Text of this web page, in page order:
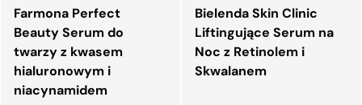
Farmona Perfect
Beauty Serum do
twarzy z kwasem
hialuronowym i
niacynamidem
Bielenda Skin Clinic
Liftingujące Serum na
Noc z Retinolem i
Skwalanem